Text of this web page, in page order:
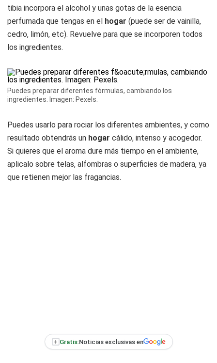
tibia incorpora el alcohol y unas gotas de la esencia
perfumada que tengas en el hogar (puede ser de vainilla,
cedro, limón, etc). Revuelve para que se incorporen todos
los ingredientes.
Puedes preparar diferentes fórmulas, cambiando los
ingredientes. Imagen: Pexels.
Puedes usarlo para rociar los diferentes ambientes, y como
resultado obtendrás un hogar cálido, intenso y acogedor.
Si quieres que el aroma dure más tiempo en el ambiente,
aplicalo sobre telas, alfombras o superficies de madera, ya
que retienen mejor las fragancias.
+ Gratis:Noticias exclusivas en